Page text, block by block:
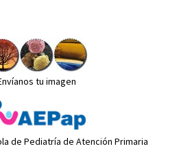
tu imagen
de Pediatría de Atención Primaria